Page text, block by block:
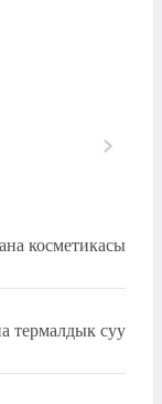
косметикасы
термалдык суу